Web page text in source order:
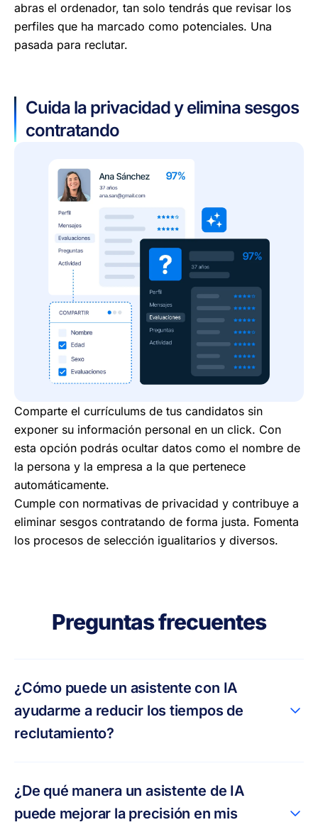
abras el ordenador, tan solo tendrás que revisar los
perfiles que ha marcado como potenciales. Una
pasada para reclutar.
Cuida la privacidad y elimina sesgos
contratando
Comparte el currículums de tus candidatos sin
exponer su información personal en un click. Con
esta opción podrás ocultar datos como el nombre de
la persona y la empresa a la que pertenece
automáticamente.
Cumple con normativas de privacidad y contribuye a
eliminar sesgos contratando de forma justa. Fomenta
los procesos de selección igualitarios y diversos.
Preguntas frecuentes
¿Cómo puede un asistente con IA
ayudarme a reducir los tiempos de
reclutamiento?
¿De qué manera un asistente de IA
puede mejorar la precisión en mis